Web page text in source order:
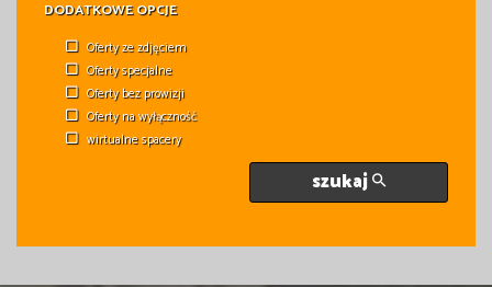
DODATKOWE OPCJE
Oferty ze zdjęciem
Oferty specjalne
Oferty bez prowizji
Oferty na wyłączność
wirtualne spacery
szukaj